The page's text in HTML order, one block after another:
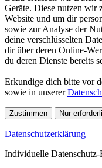
Geräte. Diese nutzen wir
Website und um dir
sowie zur Analyse der
deine verschlüsselten
dir über deren Online-
du deren Dienste bereits
Erkundige dich bitte vor
sowie in unserer
Zustimmen Nur
Datenschutzerklärung
Individuelle Datenschutz-